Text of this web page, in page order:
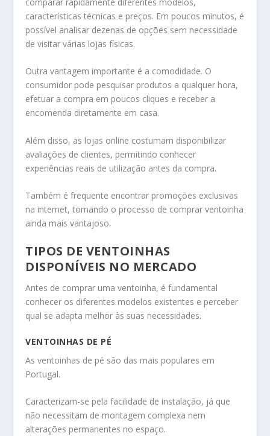
características técnicas e preços. Em poucos minutos, é
possível analisar dezenas de opções sem necessidade
de visitar várias lojas físicas.
Outra vantagem importante é a comodidade. O
consumidor pode pesquisar produtos a qualquer hora,
efetuar a compra em poucos cliques e receber a
encomenda diretamente em casa.
Além disso, as lojas online costumam disponibilizar
avaliações de clientes, permitindo conhecer
experiências reais de utilização antes da compra.
Também é frequente encontrar promoções exclusivas
na internet, tornando o processo de comprar ventoinha
ainda mais vantajoso.
TIPOS DE VENTOINHAS
DISPONÍVEIS NO MERCADO
Antes de comprar uma ventoinha, é fundamental
conhecer os diferentes modelos existentes e perceber
qual se adapta melhor às suas necessidades.
VENTOINHAS DE PÉ
As ventoinhas de pé são das mais populares em
Portugal.
Caracterizam-se pela facilidade de instalação, já que
não necessitam de montagem complexa nem
alterações permanentes no espaço.